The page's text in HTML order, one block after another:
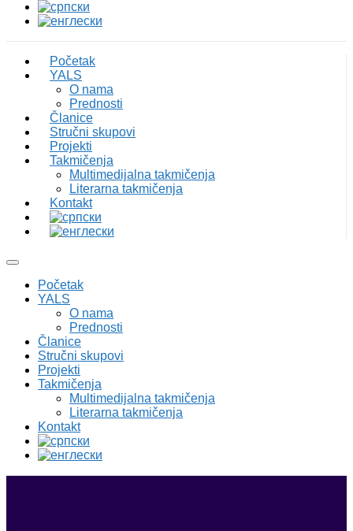
Početak
YALS
O nama
Prednosti
Članice
Stručni skupovi
Projekti
Takmičenja
Multimedijalna takmičenja
Literarna takmičenja
Kontakt
Početak
YALS
O nama
Prednosti
Članice
Stručni skupovi
Projekti
Takmičenja
Multimedijalna takmičenja
Literarna takmičenja
Kontakt